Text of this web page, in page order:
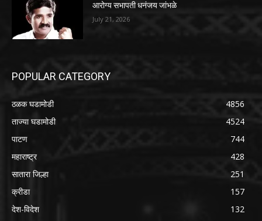
आरोग्य सभापती धनंजय जांभळे
July 21, 2026
POPULAR CATEGORY
ठळक घडामोडी
4856
ताज्या घडामोडी
4524
पाटण
744
महाराष्ट्र
428
सातारा जिल्हा
251
क्रीडा
157
देश-विदेश
132